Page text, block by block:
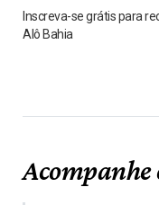
Inscreva-se grátis para
Alô Bahia
Acompanhe